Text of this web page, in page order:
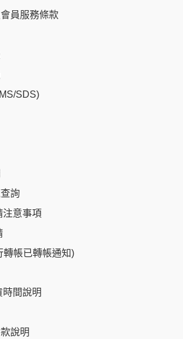
員服務條款
SDS)
詢
注意事項
轉帳已轉帳通知)
間說明
說明